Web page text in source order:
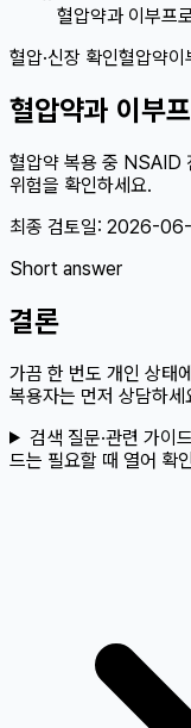
혈압약과 이부프
혈압·신장 확인혈압약이
혈압약과 이부
혈압약 복용 중 NSAID
위험을 확인하세요.
최종 검토일: 2026-06-
Short answer
결론
가끔 한 번도 개인 상태
복용자는 먼저 상담하세
검색 질문·관련 가이
드는 필요할 때 열어 확